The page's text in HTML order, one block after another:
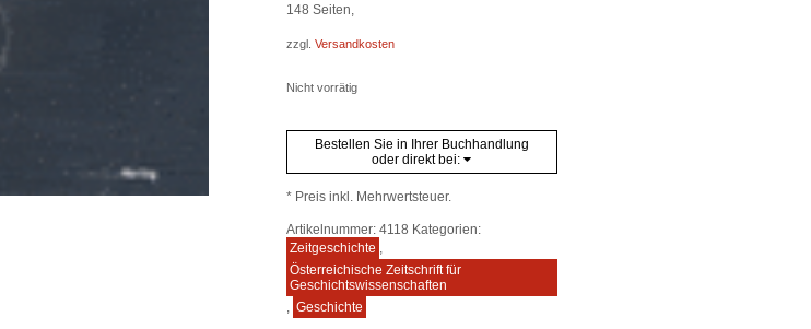
148 Seiten,
zzgl. Versandkosten
Nicht vorrätig
Bestellen Sie in Ihrer Buchhandlung
oder direkt bei:
* Preis inkl. Mehrwertsteuer.
Artikelnummer: 4118 Kategorien:
Zeitgeschichte
Österreichische Zeitschrift für
Geschichtswissenschaften
Geschichte